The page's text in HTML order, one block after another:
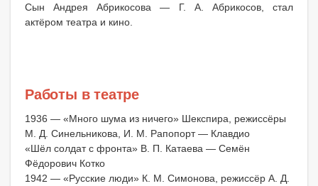
Сын Андрея Абрикосова — Г. А. Абрикосов, стал
актёром театра и кино.
Работы в театре
1936 — «Много шума из ничего» Шекспира, режиссёры
М. Д. Синельникова, И. М. Рапопорт — Клавдио
«Шёл солдат с фронта» В. П. Катаева — Семён
Фёдорович Котко
1942 — «Русские люди» К. М. Симонова, режиссёр А. Д.